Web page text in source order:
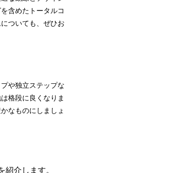
含めたトータルコ
ついても、ぜひお
や独立ステップな
格段に良くなりま
なものにしましょ
介します。